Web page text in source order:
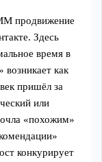
продвижение
Здесь
время в
возникает как
пришёл за
или
«похожим»
конкурирует